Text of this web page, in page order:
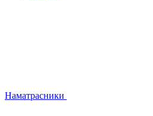
Наматрасники